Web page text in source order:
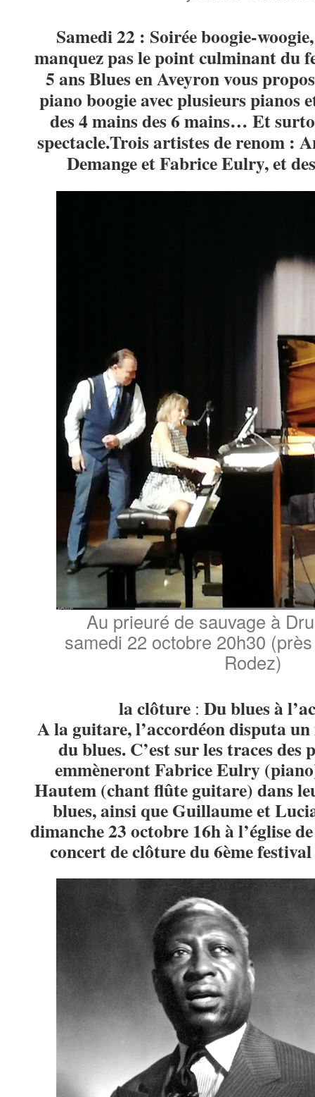
Samedi 22 : Soirée boogie-
manquez pas le point culminant du
5 ans Blues en Aveyron vous
piano boogie avec plusieurs pianos
des 4 mains des 6 mains… Et
spectacle.Trois artistes de renom :
Demange et Fabrice Eulry, et
Au prieuré de sauvage à
samedi 22 octobre 20h30
Rodez)
la clôture : Du blues à
A la guitare, l’accordéon disputa
du blues. C’est sur les traces des
emmèneront Fabrice Eulry
Hautem (chant flûte guitare) dans
blues, ainsi que Guillaume et
dimanche 23 octobre 16h à l’église
concert de clôture du 6ème